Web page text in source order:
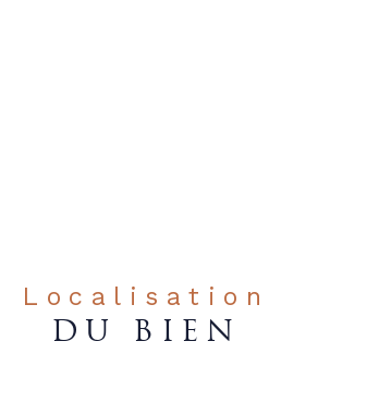
Localisation
DU BIEN